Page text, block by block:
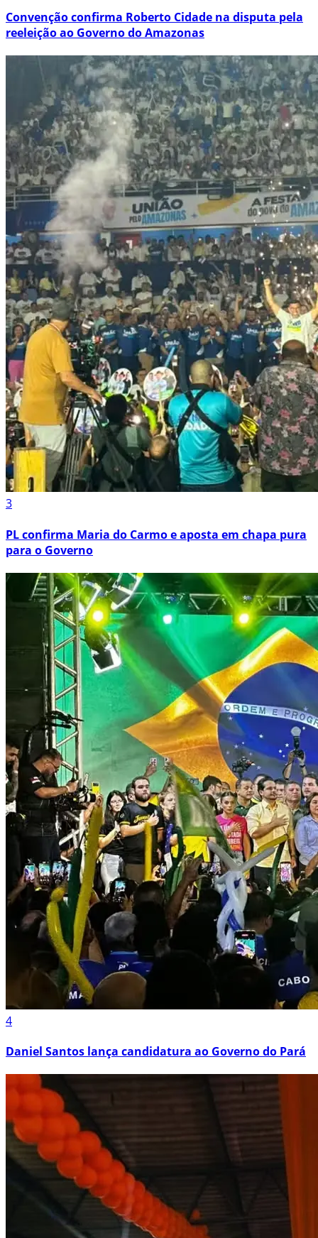
Convenção confirma Roberto Cidade na disputa pela
reeleição ao Governo do Amazonas
3
PL confirma Maria do Carmo e aposta em chapa pura
para o Governo
4
Daniel Santos lança candidatura ao Governo do Pará